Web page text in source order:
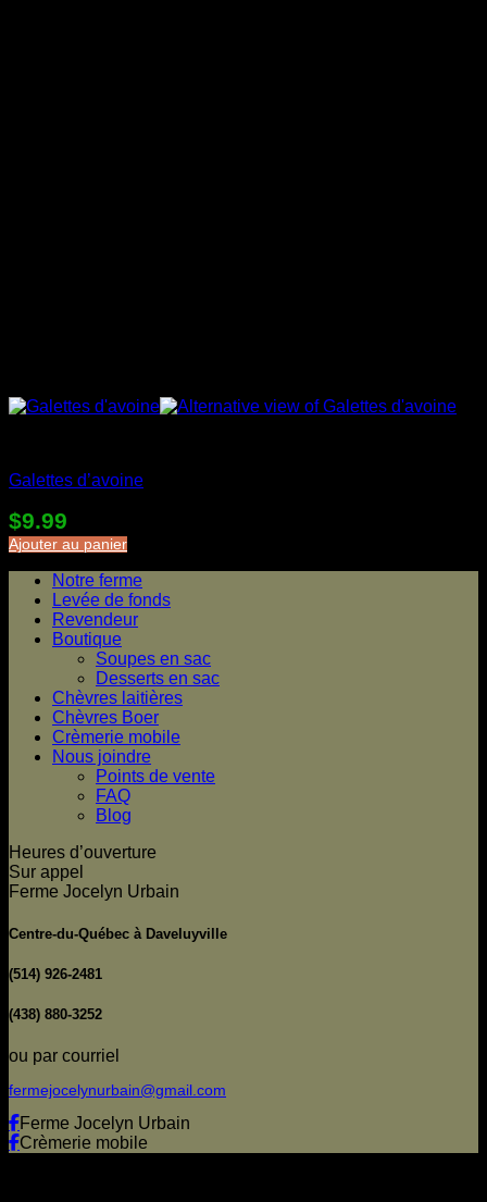
Galettes d’avoine
$9.99
Ajouter au panier
Notre ferme
Levée de fonds
Revendeur
Boutique
Soupes en sac
Desserts en sac
Chèvres laitières
Chèvres Boer
Crèmerie mobile
Nous joindre
Points de vente
FAQ
Blog
Heures d’ouverture
Sur appel
Ferme Jocelyn Urbain
Centre-du-Québec à Daveluyville
(514) 926-2481
(438) 880-3252
ou par courriel
fermejocelynurbain@gmail.com
Ferme Jocelyn Urbain
Crèmerie mobile